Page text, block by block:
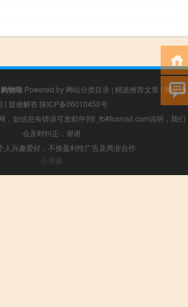
购物啦 Powered by 网站分类目录 | 精选推荐文章 | 网站地
| 疑难解答 陕ICP备06010450号
，如信息有错误可发邮件到f_fb#foxmail.com说明，我们
会及时纠正，谢谢
人兴趣爱好，不接盈利性广告及商业合作
小男孩